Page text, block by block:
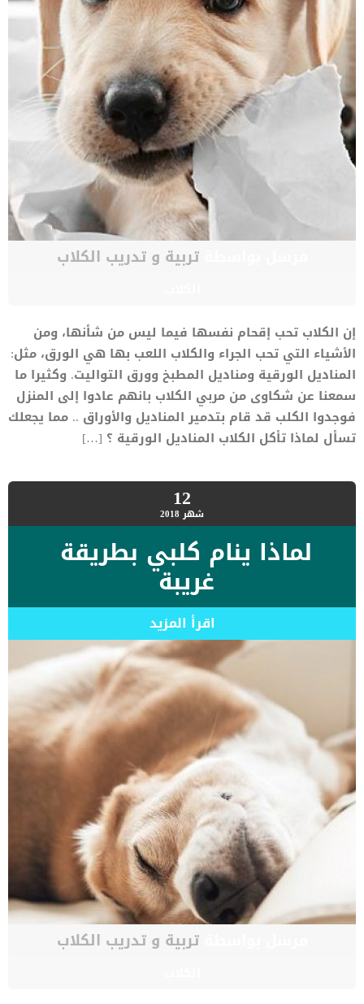
مرسل بواسطةتربية و تدريب الكلاب
إن الكلاب تحب إقحام نفسها فيما ليس من شأنها، ومن
الأشياء التي تحب الجراء والكلاب اللعب بها هي الورق، مثل:
المناديل الورقية ومناديل المطبخ وورق التواليت. وكثيرا ما
سمعنا عن شكاوى من مربي الكلاب بانهم عادوا إلى المنزل
فوجدوا الكلب قد قام بتدمير المناديل والأوراق .. مما يجعلك
تسأل لماذا تأكل الكلاب المناديل الورقية ؟ […]
12شهر 2018
لماذا ينام كلبي بطريقة
غريبة
اقرأ المزيد
مرسل بواسطةتربية و تدريب الكلاب